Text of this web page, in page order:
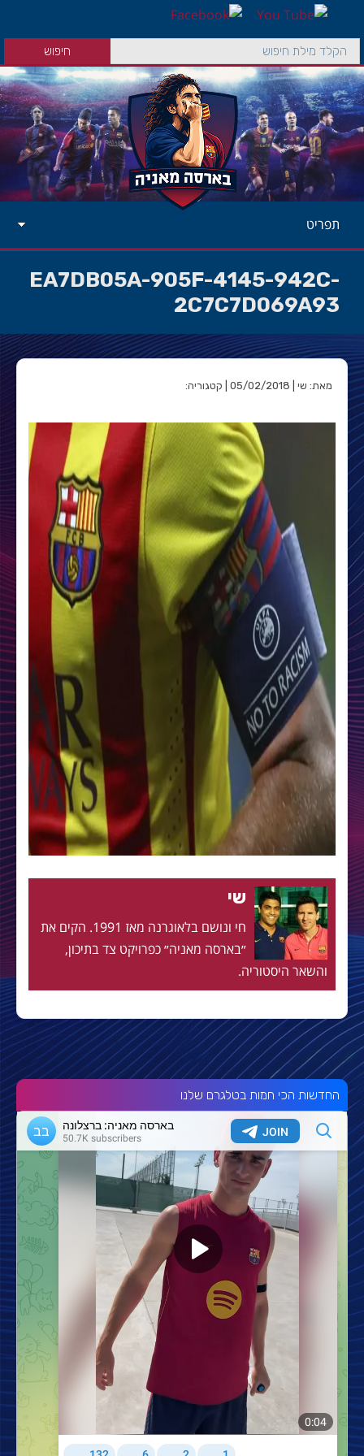
תפריט
EA7DB05A-905F-4145-942C-
2C7C7D069A93
מאת: שי | 05/02/2018 | קטגוריה:
שי
חי ונושם בלאוגרנה מאז 1991. הקים את
״בארסה מאניה״ כפרויקט צד בתיכון,
והשאר היסטוריה.
החדשות הכי חמות בטלגרם שלנו